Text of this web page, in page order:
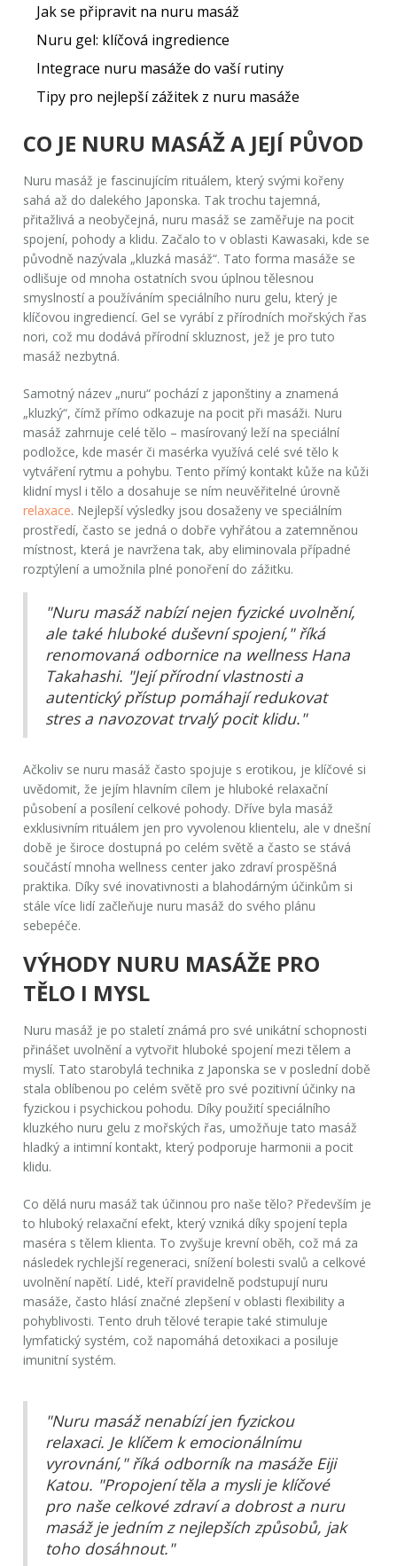
Jak se připravit na nuru masáž
Nuru gel: klíčová ingredience
Integrace nuru masáže do vaší rutiny
Tipy pro nejlepší zážitek z nuru masáže
CO JE NURU MASÁŽ A JEJÍ PŮVOD
Nuru masáž je fascinujícím rituálem, který svými kořeny
sahá až do dalekého Japonska. Tak trochu tajemná,
přitažlivá a neobyčejná, nuru masáž se zaměřuje na pocit
spojení, pohody a klidu. Začalo to v oblasti Kawasaki, kde se
původně nazývala „kluzká masáž“. Tato forma masáže se
odlišuje od mnoha ostatních svou úplnou tělesnou
smyslností a používáním speciálníhonuru gelu, který je
klíčovou ingrediencí. Gel se vyrábí z přírodních mořských řas
nori, což mu dodává přírodní skluznost, jež je pro tuto
masáž nezbytná.
Samotný název „nuru“ pochází z japonštiny a znamená
„kluzký“, čímž přímo odkazuje na pocit při masáži. Nuru
masáž zahrnuje celé tělo – masírovaný leží na speciální
podložce, kde masér či masérka využívá celé své tělo k
vytváření rytmu a pohybu. Tento přímý kontakt kůže na kůži
klidní mysl i tělo a dosahuje se ním neuvěřitelné úrovně
relaxace. Nejlepší výsledky jsou dosaženy ve speciálním
prostředí, často se jedná o dobře vyhřátou a zatemněnou
místnost, která je navržena tak, aby eliminovala případné
rozptýlení a umožnila plné ponoření do zážitku.
"Nuru masáž nabízí nejen fyzické uvolnění,
ale také hluboké duševní spojení," říká
renomovaná odbornice na wellness Hana
Takahashi. "Její přírodní vlastnosti a
autentický přístup pomáhají redukovat
stres a navozovat trvalý pocit klidu."
Ačkoliv se nuru masáž často spojuje s erotikou, je klíčové si
uvědomit, že jejím hlavním cílem je hluboké relaxační
působení a posílení celkové pohody. Dříve byla masáž
exklusivním rituálem jen pro vyvolenou klientelu, ale v dnešní
době je široce dostupná po celém světě a často se stává
součástí mnoha wellness center jako zdraví prospěšná
praktika. Díky své inovativnosti a blahodárným účinkům si
stále více lidí začleňuje nuru masáž do svého plánu
sebepéče.
VÝHODY NURU MASÁŽE PRO
TĚLO I MYSL
Nuru masáž je po staletí známá pro své unikátní schopnosti
přinášet uvolnění a vytvořit hluboké spojení mezi tělem a
myslí. Tato starobylá technika z Japonska se v poslední době
stala oblíbenou po celém světě pro své pozitivní účinky na
fyzickou i psychickou pohodu. Díky použití speciálního
kluzkéhonuru gelu z mořských řas, umožňuje tato masáž
hladký a intimní kontakt, který podporuje harmonii a pocit
klidu.
Co dělánuru masáž tak účinnou pro naše tělo? Především je
to hluboký relaxační efekt, který vzniká díky spojení tepla
maséra s tělem klienta. To zvyšuje krevní oběh, což má za
následek rychlejší regeneraci, snížení bolesti svalů a celkové
uvolnění napětí. Lidé, kteří pravidelně podstupují nuru
masáže, často hlásí značné zlepšení v oblasti flexibility a
pohyblivosti. Tento druh tělové terapie také stimuluje
lymfatický systém, což napomáhá detoxikaci a posiluje
imunitní systém.
"Nuru masáž nenabízí jen fyzickou
relaxaci. Je klíčem k emocionálnímu
vyrovnání," říká odborník na masáže Eiji
Katou. "Propojení těla a mysli je klíčové
pro naše celkové zdraví a dobrost a nuru
masáž je jedním z nejlepších způsobů, jak
toho dosáhnout."